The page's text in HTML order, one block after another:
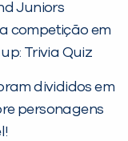
Juniors
competição em
Trivia Quiz
divididos em
personagens